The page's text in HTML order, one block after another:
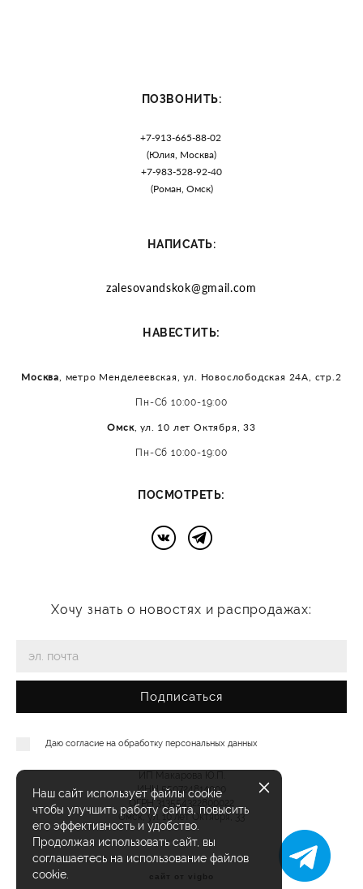
ПОЗВОНИТЬ:
+7-913-665-88-02
(Юлия, Москва)
+7-983-528-92-40
(Роман, Омск)
НАПИСАТЬ:
zalesovandskok@gmail.com
НАВЕСТИТЬ:
Москва , метро Менделеевская, ул. Новослободская 24А, стр.2
Пн-Сб 10:00-19:00
Омск, ул. 10 лет Октября, 33
Пн-Сб 10:00-19:00
ПОСМОТРЕТЬ:
Хочу знать о новостях и распродажах:
Подписаться
Даю согласие на обработку персональных данных
ИНН 550724814000
ОГРН 313554322800022
Омск, ул. 10 лет Октября, 33
сайт от vigbo
Наш сайт использует файлы cookie
чтобы улучшить работу сайта, повысить
его эффективность и удобство.
Продолжая использовать сайт, вы
соглашаетесь на использование файлов
cookie.